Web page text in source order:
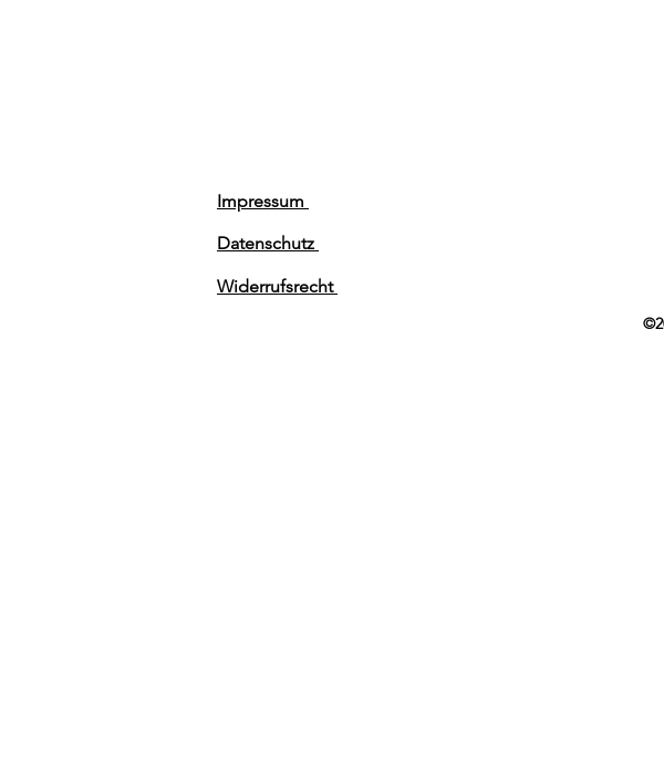
Impressum
Datenschutz
Widerrufsrecht